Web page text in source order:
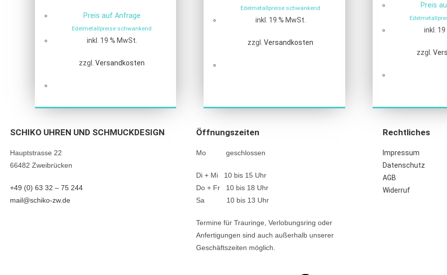
Preis auf Anfrage
Edelmetallpreise schwankend
inkl. 19 % MwSt.
zzgl.Versandkosten
Edelmetallpreise schwankend
inkl. 19 % MwSt.
zzgl.Versandkosten
Preis
inkl. 19
zzgl.
SCHIKO UHREN UND SCHMUCKDESIGN
Hauptstrasse 22
66482 Zweibrücken
+49 (0) 63 32 – 75 244
mail@schiko-zw.de
Öffnungszeiten
Mo geschlossen
Di + Mi 10 bis 15 Uhr
Do + Fr 10 bis 18 Uhr
Sa 10 bis 13 Uhr
Termine für Trauringe, Verlobungsring oder
Anfertigungen sind auch außerhalb unserer
Geschäftszeiten möglich.
Rechtliches
Impressum
Datenschutz
AGB
Widerruf